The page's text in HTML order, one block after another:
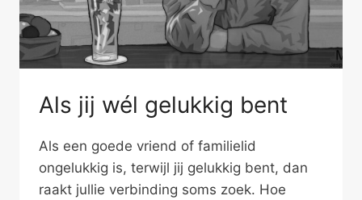
Als jij wél gelukkig bent
Als een goede vriend of familielid
ongelukkig is, terwijl jij gelukkig bent, dan
raakt jullie verbinding soms zoek. Hoe